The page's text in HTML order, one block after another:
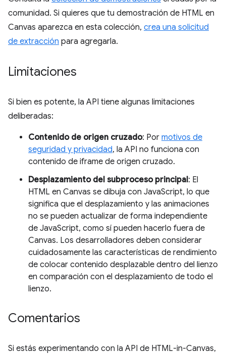
comunidad. Si quieres que tu demostración de HTML en
Canvas aparezca en esta colección, crea una solicitud
de extracción para agregarla.
Limitaciones
Si bien es potente, la API tiene algunas limitaciones
deliberadas:
Contenido de origen cruzado: Por motivos de
seguridad y privacidad, la API no funciona con
contenido de iframe de origen cruzado.
Desplazamiento del subproceso principal: El
HTML en Canvas se dibuja con JavaScript, lo que
significa que el desplazamiento y las animaciones
no se pueden actualizar de forma independiente
de JavaScript, como sí pueden hacerlo fuera de
Canvas. Los desarrolladores deben considerar
cuidadosamente las características de rendimiento
de colocar contenido desplazable dentro del lienzo
en comparación con el desplazamiento de todo el
lienzo.
Comentarios
Si estás experimentando con la API de HTML-in-Canvas,